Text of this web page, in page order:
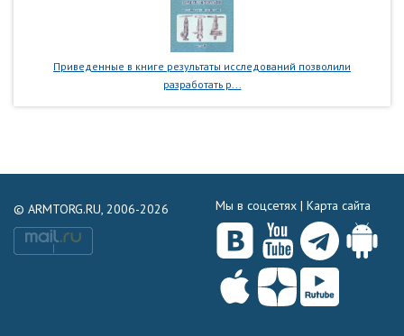
Приведенные в книге результаты исследований позволили
разработать р...
© ARMTORG.RU, 2006-2026 Мы в соцсетях | Карта сайта